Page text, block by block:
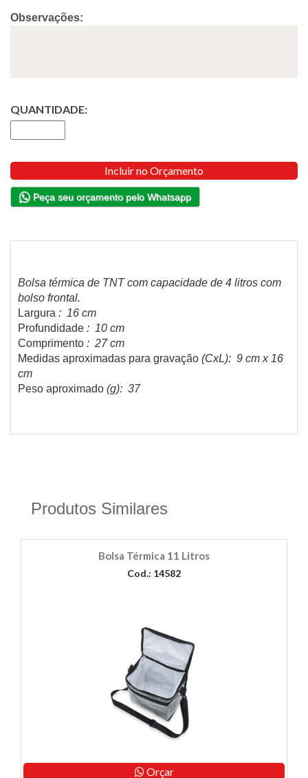
Observações:
QUANTIDADE:
Incluir no Orçamento
Peça seu orçamento pelo Whatsapp
Bolsa térmica de TNT com capacidade de 4 litros com
bolso frontal.
Largura : 16 cm
Profundidade : 10 cm
Comprimento : 27 cm
Medidas aproximadas para gravação (CxL): 9 cm x 16
cm
Peso aproximado (g): 37
Produtos Similares
Bolsa Térmica 11 Litros
Cod.: 14582
Orçar